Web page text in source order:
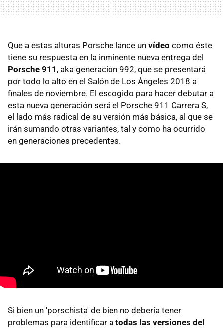
Que a estas alturas Porsche lance un vídeo como éste
tiene su respuesta en la inminente nueva entrega del
Porsche 911 , aka generación 992, que se presentará
por todo lo alto en el Salón de Los Ángeles 2018 a
finales de noviembre. El escogido para hacer debutar a
esta nueva generación será el Porsche 911 Carrera S,
el lado más radical de su versión más básica, al que se
irán sumando otras variantes, tal y como ha ocurrido
en generaciones precedentes.
Si bien un 'porschista' de bien no debería tener
problemas para identificar a todas las versiones del